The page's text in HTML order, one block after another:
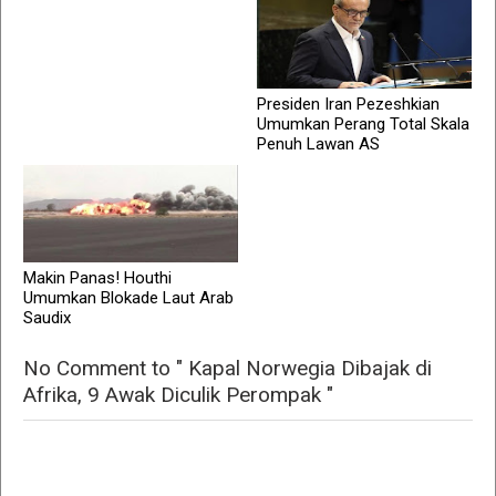
Presiden Iran Pezeshkian
Umumkan Perang Total Skala
Penuh Lawan AS
Makin Panas! Houthi
Umumkan Blokade Laut Arab
Saudix
No Comment to " Kapal Norwegia Dibajak di
Afrika, 9 Awak Diculik Perompak "